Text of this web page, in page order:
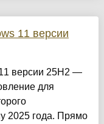
11 версии
версии 25H2 —
для
2025 года. Прямо